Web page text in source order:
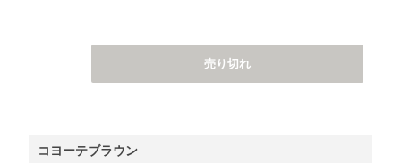
売り切れ
コヨーテブラウン